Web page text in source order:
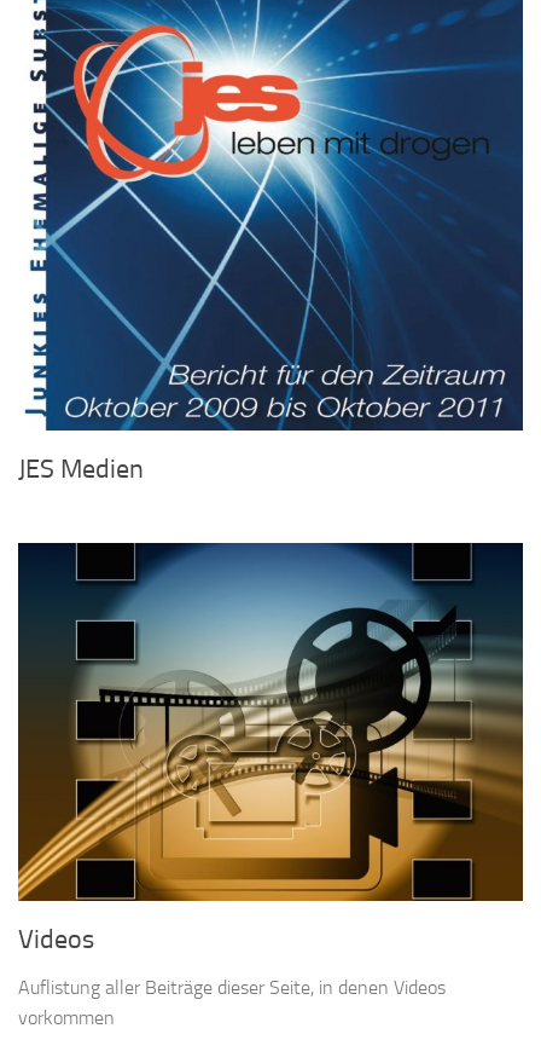
JES Medien
Videos
Auflistung aller Beiträge dieser Seite, in denen Videos
vorkommen